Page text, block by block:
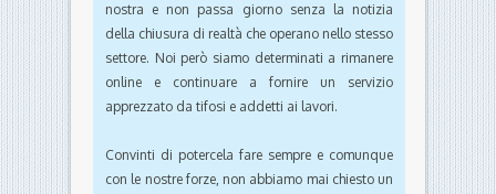
nostra e non passa giorno senza la notizia
della chiusura di realtà che operano nello stesso
settore. Noi però siamo determinati a rimanere
online e continuare a fornire un servizio
apprezzato da tifosi e addetti ai lavori.
Convinti di potercela fare sempre e comunque
con le nostre forze, non abbiamo mai chiesto un